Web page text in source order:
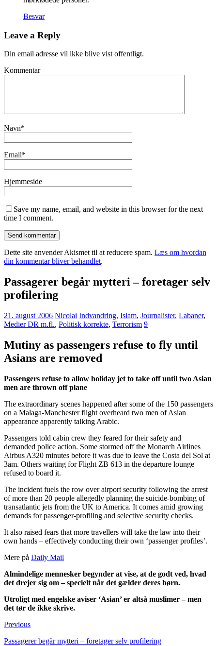
Besvar
Leave a Reply
Din email adresse vil ikke blive vist offentligt.
Kommentar
Navn*
Email*
Hjemmeside
Save my name, email, and website in this browser for the next
time I comment.
Dette site anvender Akismet til at reducere spam. Læs om hvordan
din kommentar bliver behandlet.
Passagerer begår mytteri – foretager selv
profilering
21. august 2006 Nicolai Indvandring, Islam, Journalister, Labaner,
Medier DR m.fl., Politisk korrekte, Terrorism 9
Mutiny as passengers refuse to fly until
Asians are removed
Passengers refuse to allow holiday jet to take off until two Asian
men are thrown off plane
The extraordinary scenes happened after some of the 150 passengers
on a Malaga-Manchester flight overheard two men of Asian
appearance apparently talking Arabic.
Passengers told cabin crew they feared for their safety and
demanded police action. Some stormed off the Monarch Airlines
Airbus A320 minutes before it was due to leave the Costa del Sol at
3am. Others waiting for Flight ZB 613 in the departure lounge
refused to board it.
The incident fuels the row over airport security following the arrest
of more than 20 people allegedly planning the suicide-bombing of
transatlantic jets from the UK to America. It comes amid growing
demands for passenger-profiling and selective security checks.
It also raised fears that more travellers will take the law into their
own hands – effectively conducting their own ‘passenger profiles’.
Mere på Daily Mail
Almindelige mennesker begynder at vise, at de godt ved, hvad
det drejer sig om – specielt når det gælder deres børn.
Utroligt med engelske aviser ‘Asian’ er altså muslimer – men
det tør de ikke skrive.
Previous
Passagerer begår mytteri – foretager selv profilering